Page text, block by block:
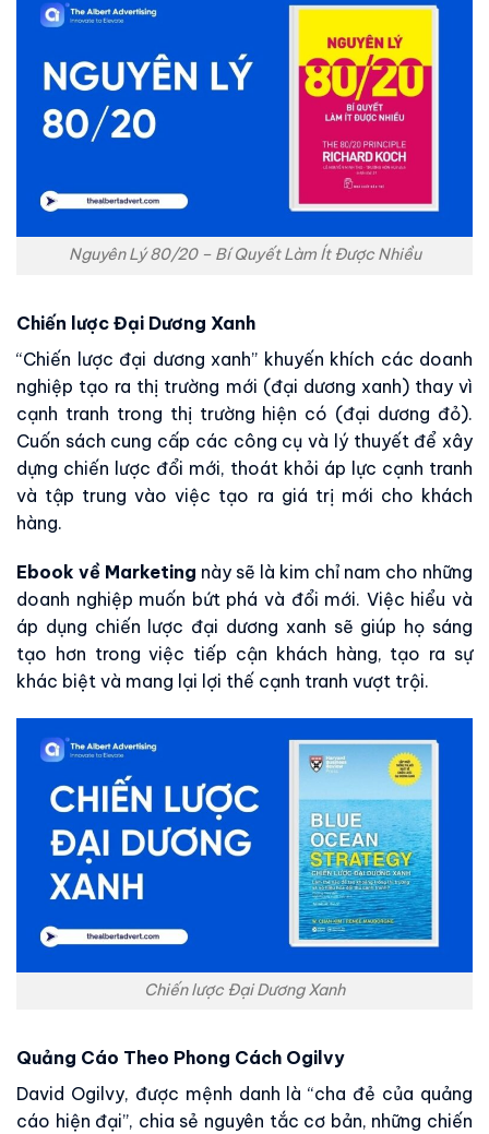
Nguyên Lý 80/20 – Bí Quyết Làm Ít Được Nhiều
Chiến lược Đại Dương Xanh
“Chiến lược đại dương xanh” khuyến khích các doanh
nghiệp tạo ra thị trường mới (đại dương xanh) thay vì
cạnh tranh trong thị trường hiện có (đại dương đỏ).
Cuốn sách cung cấp các công cụ và lý thuyết để xây
dựng chiến lược đổi mới, thoát khỏi áp lực cạnh tranh
và tập trung vào việc tạo ra giá trị mới cho khách
hàng.
Ebook về Marketing này sẽ là kim chỉ nam cho những
doanh nghiệp muốn bứt phá và đổi mới. Việc hiểu và
áp dụng chiến lược đại dương xanh sẽ giúp họ sáng
tạo hơn trong việc tiếp cận khách hàng, tạo ra sự
khác biệt và mang lại lợi thế cạnh tranh vượt trội.
Chiến lược Đại Dương Xanh
Quảng Cáo Theo Phong Cách Ogilvy
David Ogilvy, được mệnh danh là “cha đẻ của quảng
cáo hiện đại”, chia sẻ nguyên tắc cơ bản, những chiến